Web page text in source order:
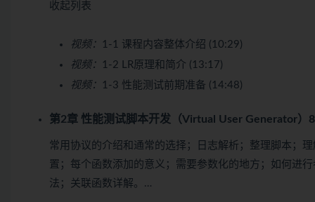
收起列表
视频：
1-1 课程内容整体介绍 (10:29)
视频：
1-2 LR原理和简介 (13:17)
视频：
1-3 性能测试前期准备 (14:48)
第2章 性能测试脚本开发（Virtual User Generator）
常用协议的介绍和通常的选择；日志解析；整理脚本；
置；每个函数添加的意义；需要参数化的地方；如何进
法；关联函数详解。…